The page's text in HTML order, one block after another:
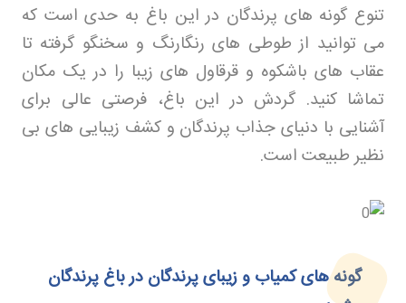
تنوع گونه های پرندگان در این باغ به حدی است که
می توانید از طوطی های رنگارنگ و سخنگو گرفته تا
عقاب های باشکوه و قرقاول های زیبا را در یک مکان
تماشا کنید. گردش در این باغ، فرصتی عالی برای
آشنایی با دنیای جذاب پرندگان و کشف زیبایی های بی
نظیر طبیعت است.
گونه های کمیاب و زیبای پرندگان در باغ پرندگان